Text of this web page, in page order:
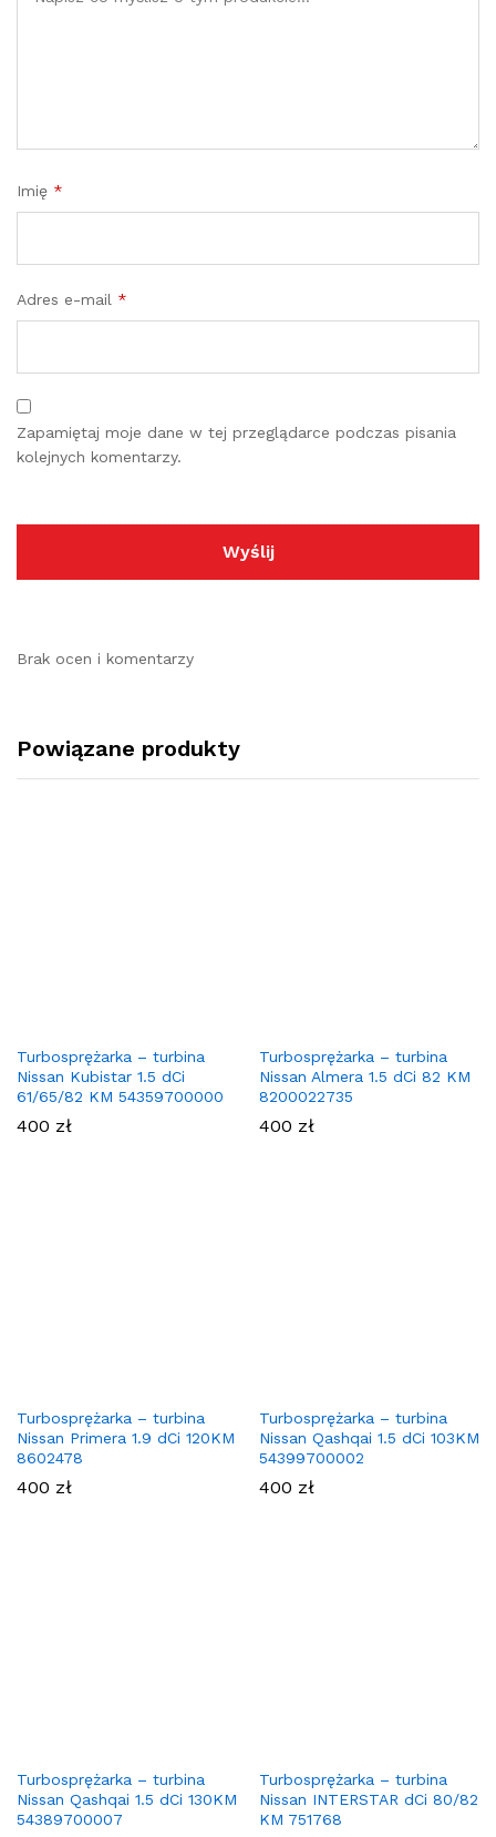
Imię *
Adres e-mail *
Zapamiętaj moje dane w tej przeglądarce podczas pisania
kolejnych komentarzy.
Brak ocen i komentarzy
Powiązane produkty
Turbosprężarka – turbina
Nissan Kubistar 1.5 dCi
61/65/82 KM 54359700000
400 zł
Turbosprężarka – turbina
Nissan Almera 1.5 dCi 82 KM
8200022735
400 zł
Turbosprężarka – turbina
Nissan Primera 1.9 dCi 120KM
8602478
400 zł
Turbosprężarka – turbina
Nissan Qashqai 1.5 dCi 103KM
54399700002
400 zł
Turbosprężarka – turbina
Nissan Qashqai 1.5 dCi 130KM
54389700007
Turbosprężarka – turbina
Nissan INTERSTAR dCi 80/82
KM 751768